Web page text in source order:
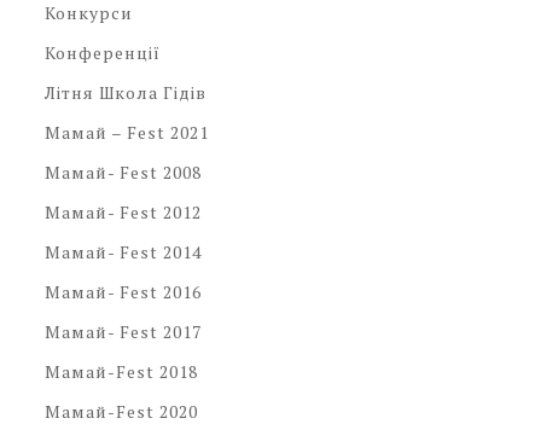
Конкурси
Конференції
Літня Школа Гідів
Мамай – Fest 2021
Мамай- Fest 2008
Мамай- Fest 2012
Мамай- Fest 2014
Мамай- Fest 2016
Мамай- Fest 2017
Мамай-Fest 2018
Мамай-Fest 2020